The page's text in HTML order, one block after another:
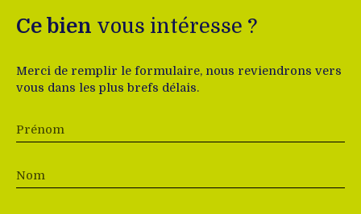
Ce bien vous intéresse ?
Merci de remplir le formulaire, nous reviendrons vers
vous dans les plus brefs délais.
Prénom
Nom